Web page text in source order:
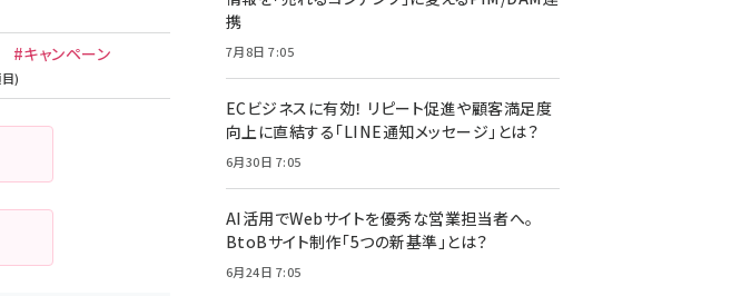
#キャンペーン
携
7月8日 7:05
ECビジネスに有効！ リピート促進や顧客満足度
向上に直結する「LINE通知メッセージ」とは？
6月30日 7:05
AI活用でWebサイトを優秀な営業担当者へ。
BtoBサイト制作「5つの新基準」とは？
6月24日 7:05